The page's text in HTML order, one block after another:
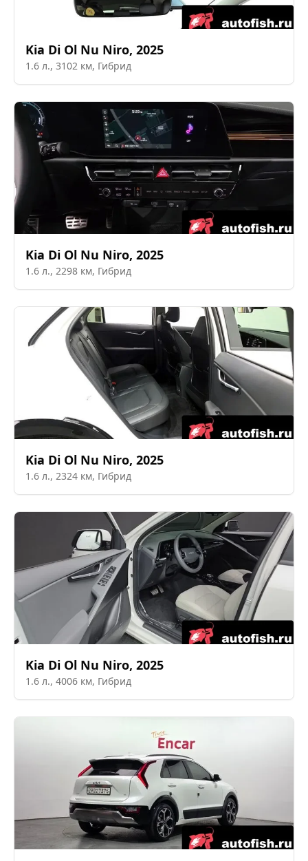
Kia Di Ol Nu Niro, 2025
1.6 л., 3102 км, Гибрид
Kia Di Ol Nu Niro, 2025
1.6 л., 2298 км, Гибрид
Kia Di Ol Nu Niro, 2025
1.6 л., 2324 км, Гибрид
Kia Di Ol Nu Niro, 2025
1.6 л., 4006 км, Гибрид